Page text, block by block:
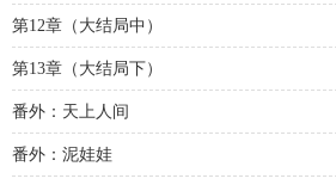
第12章（大结局中）
第13章（大结局下）
番外：天上人间
番外：泥娃娃